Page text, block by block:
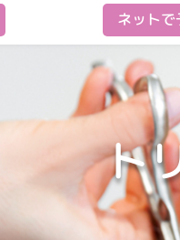
ネットで
ト